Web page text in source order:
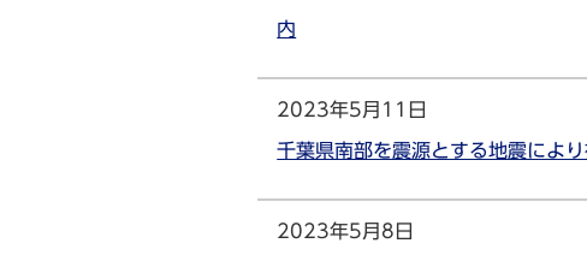
内
2023年5月11日
千葉県南部を震源とする地震によ
2023年5月8日